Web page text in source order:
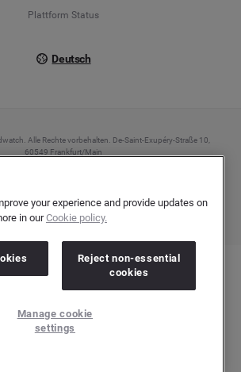
Plattform Status
Deutsch
Alle Rechte vorbehalten. De-Saint-Exupéry-Straße 10,
60549 Frankfurt/Main
your experience and provide updates on
in ourCookie policy.
Reject non-essential
cookies
Manage cookie
settings